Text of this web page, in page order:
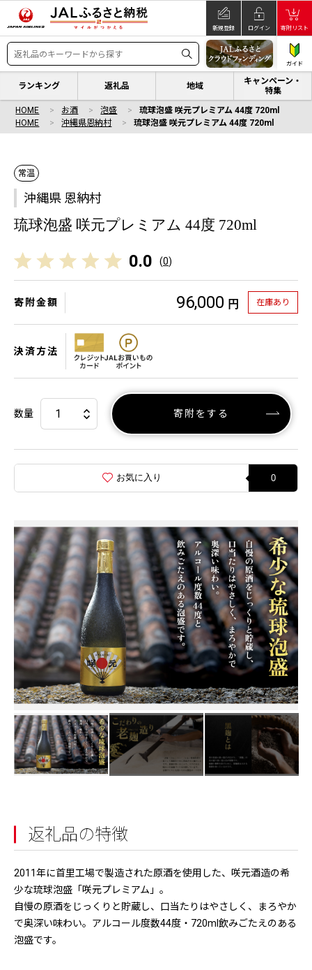
新規登録 ログイン 寄附リスト
ガイド
ランキング 返礼品 地域
キャンペーン・
特集
HOME お酒 泡盛
琉球泡盛 咲元プレミアム 44度 720ml
HOME
沖縄県恩納村 琉球泡盛 咲元プレミアム 44度 720ml
常温
沖縄県 恩納村
琉球泡盛 咲元プレミアム 44度 720ml
0.0 (0)
寄附金額 96,000 円 在庫あり
決済方法
数量 寄附をする
お気に入り 0
返礼品の特徴
2011年に首里工場で製造された原酒を使用した、咲元酒造の希
少な琉球泡盛「咲元プレミアム」。
自慢の原酒をじっくりと貯蔵し、口当たりはやさしく、まろやか
で奥深い味わい。アルコール度数44度・720ml飲みごたえのある
泡盛です。